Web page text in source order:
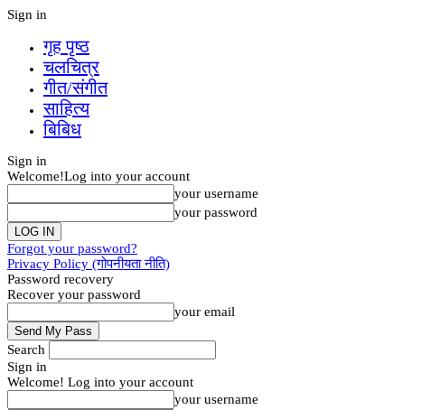
Sign in
गृह पृष्‍ठ
चलचित्र
गीत/संगीत
साहित्य
बिबिध
Sign in
Welcome!Log into your account
your username
your password
Forgot your password?
Privacy Policy (गोपनीयता नीति)
Password recovery
Recover your password
your email
Search
Sign in
Welcome! Log into your account
your username